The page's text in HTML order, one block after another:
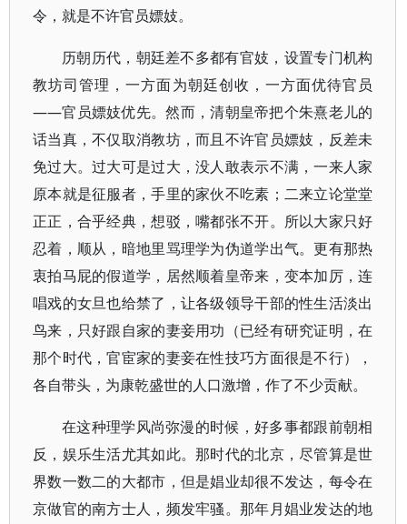
令，就是不许官员嫖妓。
历朝历代，朝廷差不多都有官妓，设置专门机构
教坊司管理，一方面为朝廷创收，一方面优待官员
——官员嫖妓优先。然而，清朝皇帝把个朱熹老儿的
话当真，不仅取消教坊，而且不许官员嫖妓，反差未
免过大。过大可是过大，没人敢表示不满，一来人家
原本就是征服者，手里的家伙不吃素；二来立论堂堂
正正，合乎经典，想驳，嘴都张不开。所以大家只好
忍着，顺从，暗地里骂理学为伪道学出气。更有那热
衷拍马屁的假道学，居然顺着皇帝来，变本加厉，连
唱戏的女旦也给禁了，让各级领导干部的性生活淡出
鸟来，只好跟自家的妻妾用功（已经有研究证明，在
那个时代，官宦家的妻妾在性技巧方面很是不行），
各自带头，为康乾盛世的人口激增，作了不少贡献。
在这种理学风尚弥漫的时候，好多事都跟前朝相
反，娱乐生活尤其如此。那时代的北京，尽管算是世
界数一数二的大都市，但是娼业却很不发达，每令在
京做官的南方士人，频发牢骚。那年月娼业发达的地